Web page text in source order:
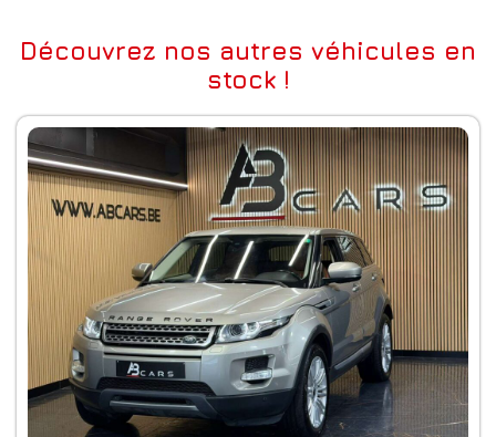
Découvrez nos autres véhicules en
stock !